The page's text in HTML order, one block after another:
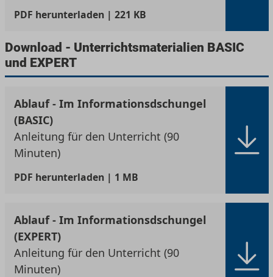
PDF herunterladen | 221 KB
Download - Unterrichtsmaterialien BASIC
und EXPERT
Ablauf - Im Informationsdschungel
(BASIC)
Anleitung für den Unterricht (90
Minuten)
PDF herunterladen | 1 MB
Ablauf - Im Informationsdschungel
(EXPERT)
Anleitung für den Unterricht (90
Minuten)